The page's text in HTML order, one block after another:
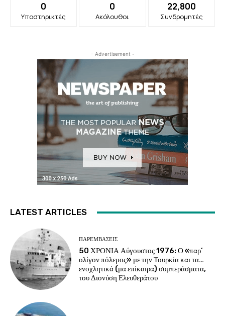
0
Υποστηρικτές
0
Ακόλουθοι
22,800
Συνδρομητές
- Advertisement -
LATEST ARTICLES
ΠΑΡΕΜΒΑΣΕΙΣ
50 ΧΡΟΝΙΑ Αύγουστος 1976: Ο «παρ’
ολίγον πόλεμος» με την Τουρκία και τα…
ενοχλητικά (μα επίκαιρα) συμπεράσματα,
του Διονύση Ελευθεράτου